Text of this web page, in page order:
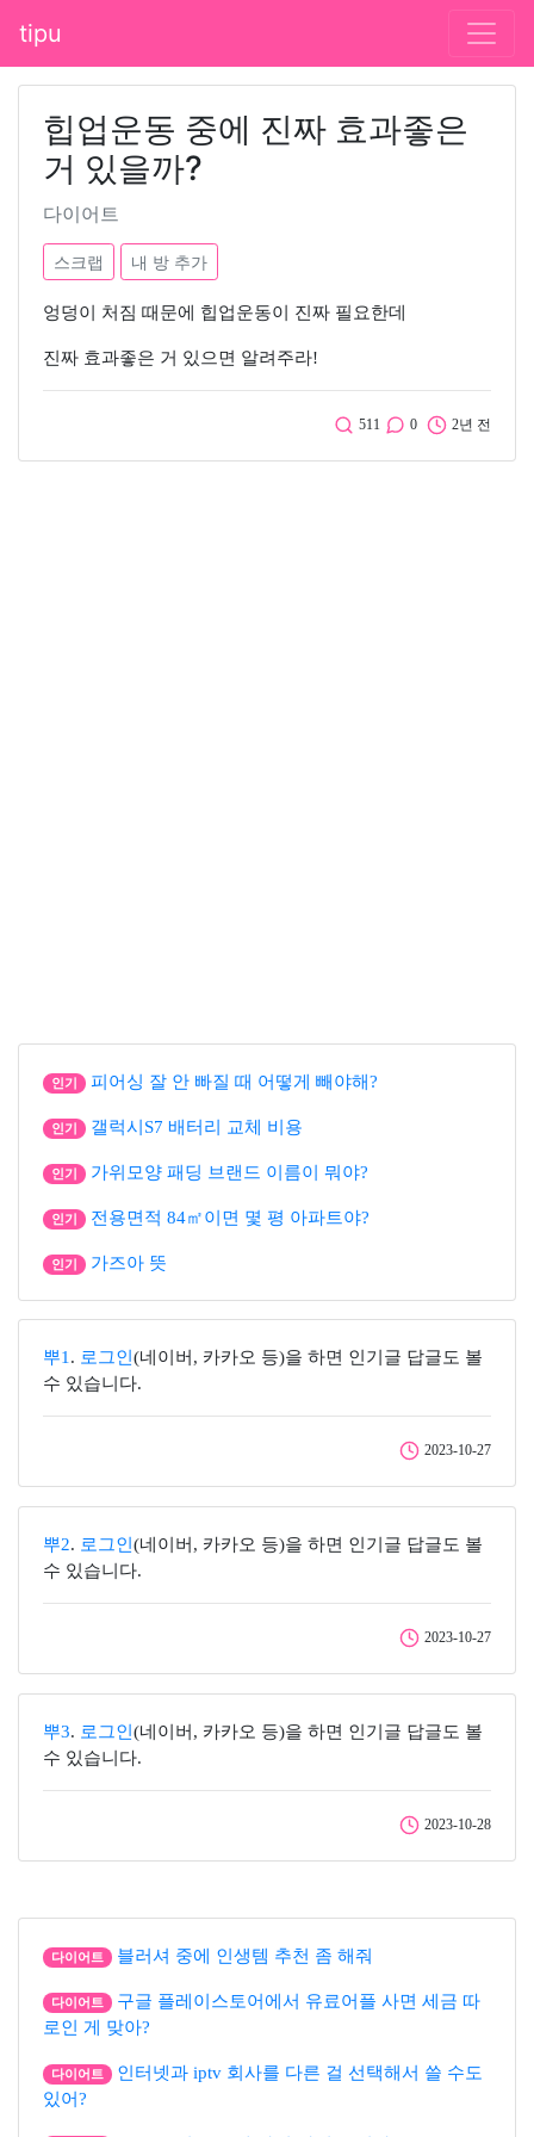
tipu
힙업운동 중에 진짜 효과좋은
거 있을까?
다이어트
스크랩 내 방 추가
엉덩이 처짐 때문에 힙업운동이 진짜 필요한데
진짜 효과좋은 거 있으면 알려주라!
511 0 2년 전
인기 피어싱 잘 안 빠질 때 어떻게 빼야해?
인기 갤럭시S7 배터리 교체 비용
인기 가위모양 패딩 브랜드 이름이 뭐야?
인기 전용면적 84㎡이면 몇 평 아파트야?
인기 가즈아 뜻
뿌1 . 로그인 (네이버, 카카오 등)을 하면 인기글 답글도 볼
수 있습니다.
2023-10-27
뿌2. 로그인 (네이버, 카카오 등)을 하면 인기글 답글도 볼
수 있습니다.
2023-10-27
뿌3. 로그인 (네이버, 카카오 등)을 하면 인기글 답글도 볼
수 있습니다.
2023-10-28
다이어트 블러셔 중에 인생템 추천 좀 해줘
다이어트
구글 플레이스토어에서 유료어플 사면 세금 따
로인 게 맞아?
다이어트
인터넷과 iptv 회사를 다른 걸 선택해서 쓸 수도
있어?